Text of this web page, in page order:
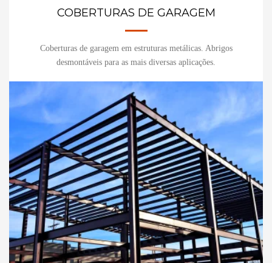
COBERTURAS DE GARAGEM
Coberturas de garagem em estruturas metálicas. Abrigos
desmontáveis para as mais diversas aplicações.